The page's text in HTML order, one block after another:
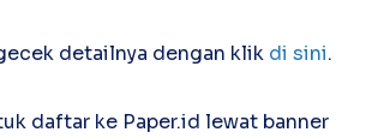
detailnya dengan klik di sini.
daftar ke Paper.id lewat banner